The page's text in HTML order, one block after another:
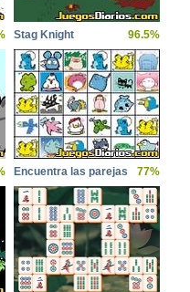
Stag Knight 96.5%
Encuentra las parejas 77%